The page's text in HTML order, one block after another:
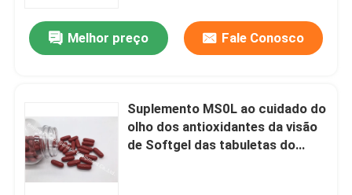
Melhor preço Fale Conosco
Suplemento MS0L ao cuidado do
olho dos antioxidantes da visão
de Softgel das tabuletas do